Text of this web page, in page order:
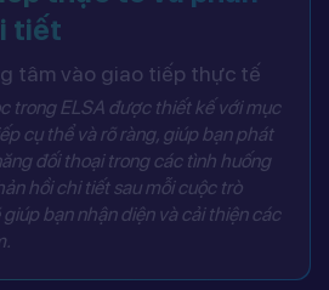
tiết
tâm vào giao tiếp thực tế
trong ELSA được thiết kế với mục
cụ thể và rõ ràng, giúp bạn phát
đối thoại trong các tình huống
hồi chi tiết sau mỗi cuộc trò
bạn nhận diện và cải thiện các